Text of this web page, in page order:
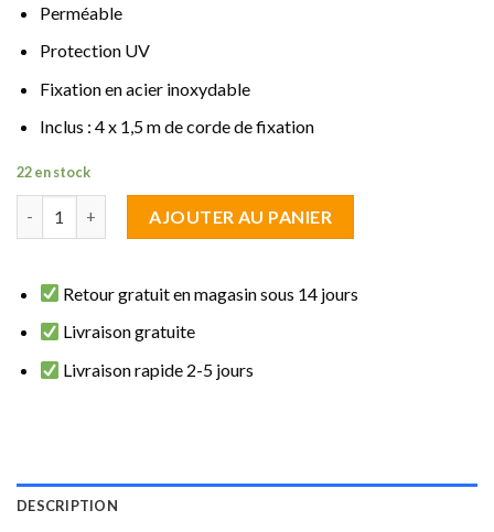
Perméable
Protection UV
Fixation en acier inoxydable
Inclus : 4 x 1,5 m de corde de fixation
22 en stock
AJOUTER AU PANIER
Retour gratuit en magasin sous 14 jours
Livraison gratuite
Livraison rapide 2-5 jours
DESCRIPTION